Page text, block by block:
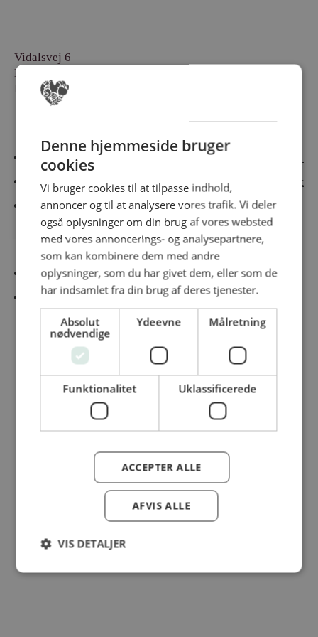
Vidalsvej 6
DK-9230 Svenstrup
Denmark
Cateringmesse Nord
Cateringmesse Midt
Cateringmesse Syd
Cateringmesse Øst
Cateringmesse Thy
Information
Cookiepolitk
Persondatapolitik
© Dansk Cater A/S - All rights reserved
Denne hjemmeside bruger
cookies
Vi bruger cookies til at tilpasse indhold,
annoncer og til at analysere vores trafik. Vi deler
også oplysninger om din brug af vores websted
med vores annoncerings- og analysepartnere,
som kan kombinere dem med andre
oplysninger, som du har givet dem, eller som de
har indsamlet fra din brug af deres tjenester.
Absolut
nødvendige
Ydeevne Målretning
Funktionalitet Uklassificerede
ACCEPTER ALLE
AFVIS ALLE
VIS DETALJER